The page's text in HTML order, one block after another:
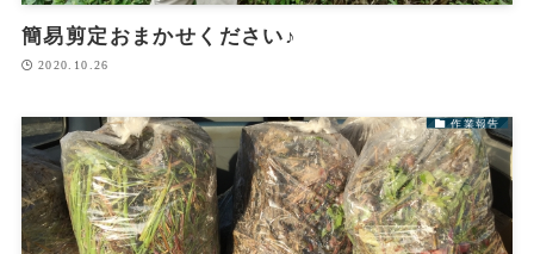
簡易剪定おまかせください♪
2020.10.26
作業報告